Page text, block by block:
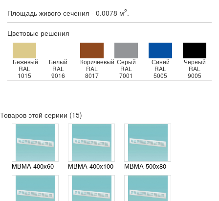
Площадь живого сечения - 0.0078 м2.
Цветовые решения
Бежевый
RAL
1015
Белый
RAL
9016
Коричневый
RAL
8017
Серый
RAL
7001
Синий
RAL
5005
Черный
RAL
9005
Товаров этой сериии (15)
МВМА 400х60 МВМА 400х100 МВМА 500х80